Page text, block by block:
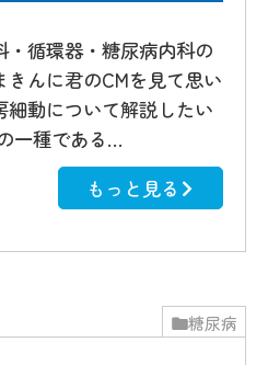
・循環器・糖尿病内科の
んに君のCMを見て思い
動について解説したい
一種である…
もっと見る
糖尿病